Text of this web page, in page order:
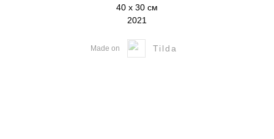
40 х 30 см
2021
Made on Tilda